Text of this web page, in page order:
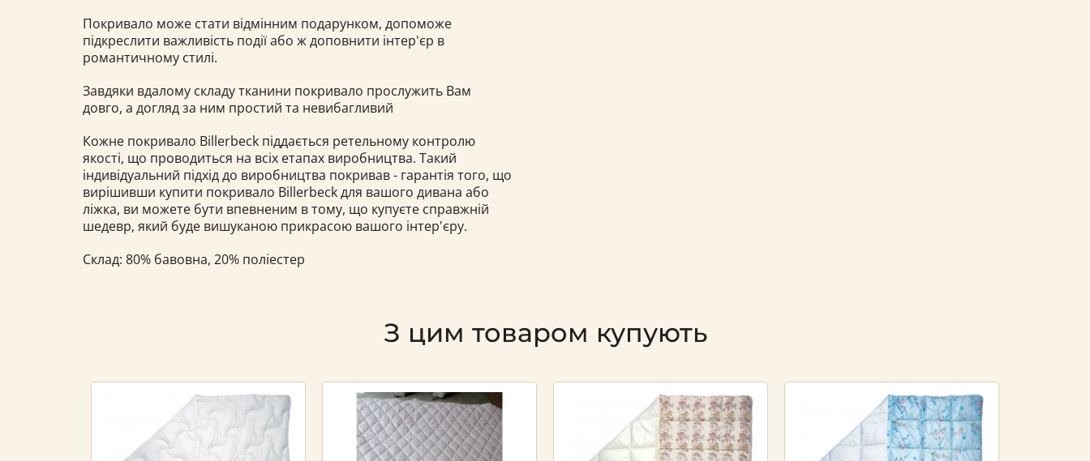
Покривало може стати відмінним подарунком, допоможе
підкреслити важливість події або ж доповнити інтер'єр в
романтичному стилі.
Завдяки вдалому складу тканини покривало прослужить Вам
довго, а догляд за ним простий та невибагливий
Кожне покривало Billerbeck піддається ретельному контролю
якості, що проводиться на всіх етапах виробництва. Такий
індивідуальний підхід до виробництва покривав - гарантія того, що
вирішивши купити покривало Billerbeck для вашого дивана або
ліжка, ви можете бути впевненим в тому, що купуєте справжній
шедевр, який буде вишуканою прикрасою вашого інтер'єру.
Склад: 80% бавовна, 20% поліестер
З цим товаром купують